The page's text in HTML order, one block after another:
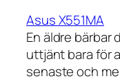
Asus X551MA
En äldre bärbar
uttjänt bara för
senaste och